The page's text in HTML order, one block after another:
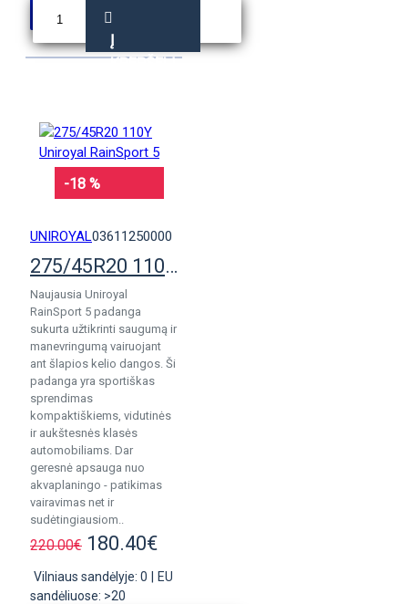
Į
KREPŠELĮ
-18 %
UNIROYAL03611250000
275/45R20 110Y Uniroyal RainSport 5
Naujausia Uniroyal
RainSport 5 padanga
sukurta užtikrinti saugumą ir
manevringumą vairuojant
ant šlapios kelio dangos. Ši
padanga yra sportiškas
sprendimas
kompaktiškiems, vidutinės
ir aukštesnės klasės
automobiliams. Dar
geresnė apsauga nuo
akvaplaningo - patikimas
vairavimas net ir
sudėtingiausiom..
220.00€ 180.40€
Vilniaus sandėlyje: 0
EU
sandėliuose: >20